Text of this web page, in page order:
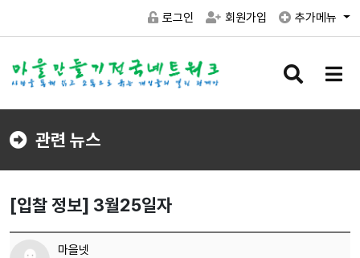
로그인 회원가입 추가메뉴
검
버
메
버
관련 뉴스
[입찰 정보] 3월25일자
마을넷